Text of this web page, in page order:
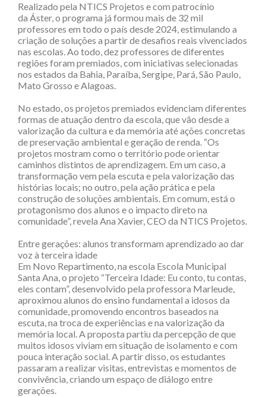
Realizado pela NTICS Projetos e com patrocínio
da Áster, o programa já formou mais de 32 mil
professores em todo o país desde 2024, estimulando a
criação de soluções a partir de desafios reais vivenciados
nas escolas. Ao todo, dez professores de diferentes
regiões foram premiados, com iniciativas selecionadas
nos estados da Bahia, Paraíba, Sergipe, Pará, São Paulo,
Mato Grosso e Alagoas.
No estado, os projetos premiados evidenciam diferentes
formas de atuação dentro da escola, que vão desde a
valorização da cultura e da memória até ações concretas
de preservação ambiental e geração de renda. “Os
projetos mostram como o território pode orientar
caminhos distintos de aprendizagem. Em um caso, a
transformação vem pela escuta e pela valorização das
histórias locais; no outro, pela ação prática e pela
construção de soluções ambientais. Em comum, está o
protagonismo dos alunos e o impacto direto na
comunidade”, revela Ana Xavier, CEO da NTICS Projetos.
Entre gerações: alunos transformam aprendizado ao dar
voz à terceira idade
Em Novo Repartimento, na escola Escola Municipal
Santa Ana, o projeto “Terceira Idade: Eu conto, tu contas,
eles contam”, desenvolvido pela professora Marleude,
aproximou alunos do ensino fundamental a idosos da
comunidade, promovendo encontros baseados na
escuta, na troca de experiências e na valorização da
memória local. A proposta partiu da percepção de que
muitos idosos viviam em situação de isolamento e com
pouca interação social. A partir disso, os estudantes
passaram a realizar visitas, entrevistas e momentos de
convivência, criando um espaço de diálogo entre
gerações.